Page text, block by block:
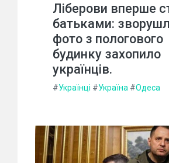
Ліберови вперше
батьками:
фото з пологового
будинку захопило
українців.
#Українці #Україна #Одеса